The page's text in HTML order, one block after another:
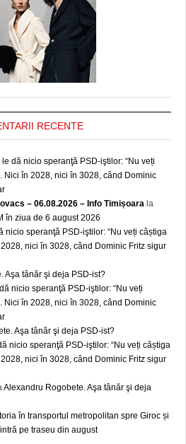
RECENTE
dă nicio speranţă PSD-iştilor: “Nu veți
Nici în 2028, nici în 3028, când Dominic
– 06.08.2026 – Info Timișoara la
în ziua de 6 august 2026
nicio speranţă PSD-iştilor: “Nu veți câștiga
nici în 3028, când Dominic Fritz sigur
Aşa tânăr şi deja PSD-ist?
nicio speranţă PSD-iştilor: “Nu veți
Nici în 2028, nici în 3028, când Dominic
Aşa tânăr şi deja PSD-ist?
nicio speranţă PSD-iştilor: “Nu veți câștiga
nici în 3028, când Dominic Fritz sigur
Alexandru Rogobete. Aşa tânăr şi deja
în transportul metropolitan spre Giroc și
pe traseu din august